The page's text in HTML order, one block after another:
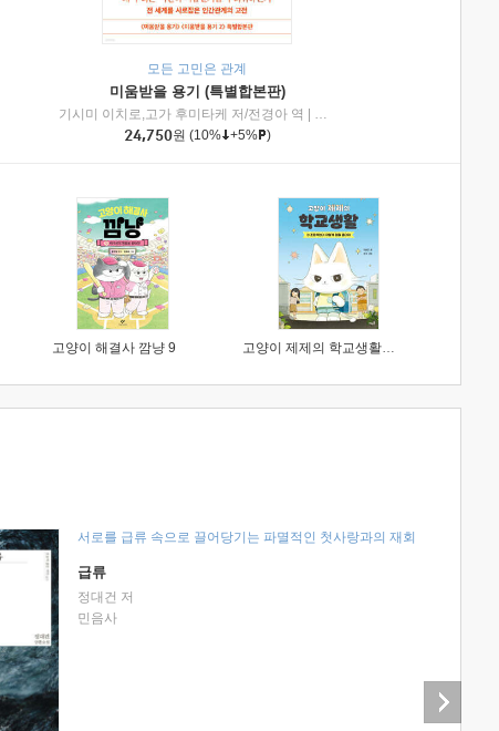
| 제이브리즈북스
모든 고민은 관계
미움받을 용기 (특별합본판)
기시미 이치로,고가 후미타케 저/전경아 역
인플루엔셜
24,750원 (10% +5% )
고양이 해결사 깜냥 9 고양이 제제의 학교생활 1 : 초등학생이 이렇게 힘들 줄이야
서로를 급류 속으로 끌어당기는 파멸적인 첫사랑과의 재회
급류
정대건 저
민음사